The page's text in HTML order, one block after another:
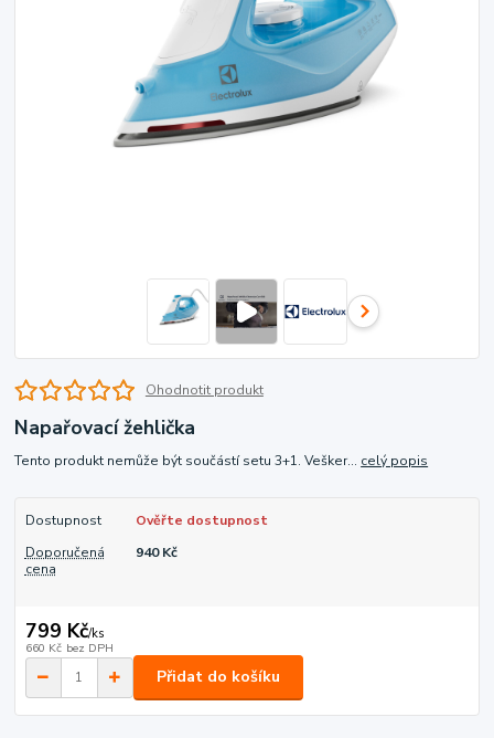
Ohodnotit produkt
Napařovací žehlička
Tento produkt nemůže být součástí setu 3+1. Vešker... celý popis
Dostupnost
Ověřte dostupnost
Doporučená
cena
940 Kč
799 Kč/ks
660 Kč bez DPH
Přidat do košíku